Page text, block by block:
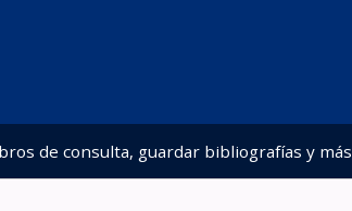
de consulta, guardar bibliografías y más